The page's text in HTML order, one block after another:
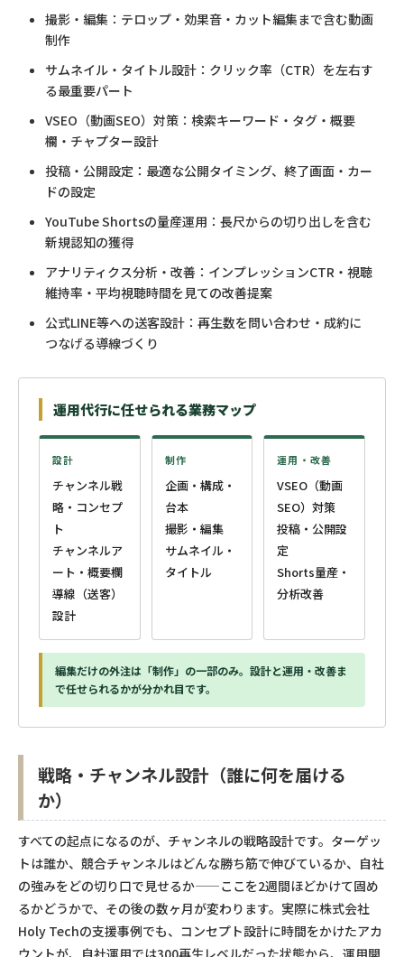
撮影・編集：テロップ・効果音・カット編集まで含む動画
制作
サムネイル・タイトル設計：クリック率（CTR）を左右す
る最重要パート
VSEO（動画SEO）対策：検索キーワード・タグ・概要
欄・チャプター設計
投稿・公開設定：最適な公開タイミング、終了画面・カー
ドの設定
YouTube Shortsの量産運用：長尺からの切り出しを含む
新規認知の獲得
アナリティクス分析・改善：インプレッションCTR・視聴
維持率・平均視聴時間を見ての改善提案
公式LINE等への送客設計：再生数を問い合わせ・成約に
つなげる導線づくり
運用代行に任せられる業務マップ
設計
チャンネル戦
略・コンセプ
ト
チャンネルア
ート・概要欄
導線（送客）
設計
制作
企画・構成・
台本
撮影・編集
サムネイル・
タイトル
運用・改善
VSEO（動画
SEO）対策
投稿・公開設
定
Shorts量産・
分析改善
編集だけの外注は「制作」の一部のみ。設計と運用・改善ま
で任せられるかが分かれ目です。
戦略・チャンネル設計（誰に何を届ける
か）
すべての起点になるのが、チャンネルの戦略設計です。ターゲッ
トは誰か、競合チャンネルはどんな勝ち筋で伸びているか、自社
の強みをどの切り口で見せるか——ここを2週間ほどかけて固め
るかどうかで、その後の数ヶ月が変わります。実際に株式会社
Holy Techの支援事例でも、コンセプト設計に時間をかけたアカ